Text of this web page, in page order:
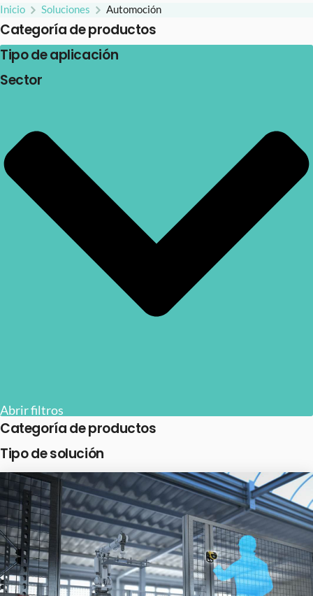
Inicio Soluciones Automoción
Categoría de productos
Tipo de aplicación
Sector
Abrir filtros
Categoría de productos
Tipo de solución